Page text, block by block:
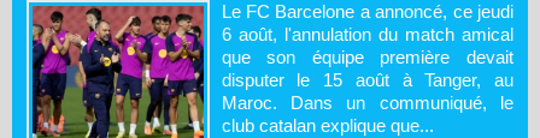
Le FC Barcelone a annoncé, ce jeudi
6 août, l'annulation du match amical
que son équipe première devait
disputer le 15 août à Tanger, au
Maroc. Dans un communiqué, le
club catalan explique que...